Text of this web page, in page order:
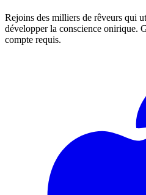
Rejoins des milliers de rêveurs qui
développer la conscience onirique.
compte requis.